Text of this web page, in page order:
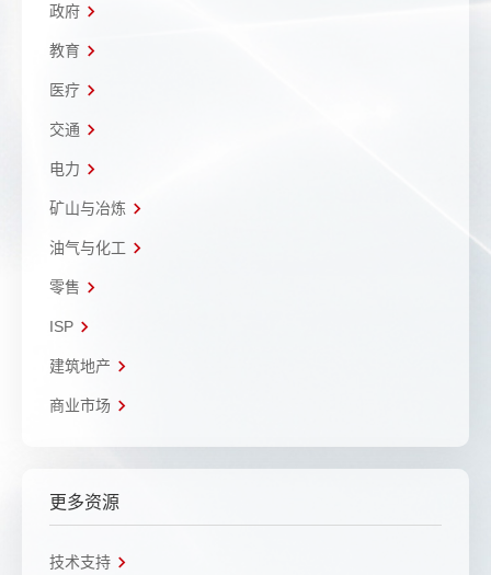
政府
教育
医疗
交通
电力
矿山与冶炼
油气与化工
零售
ISP
建筑地产
商业市场
更多资源
技术支持